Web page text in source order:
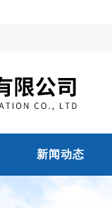
新闻动态